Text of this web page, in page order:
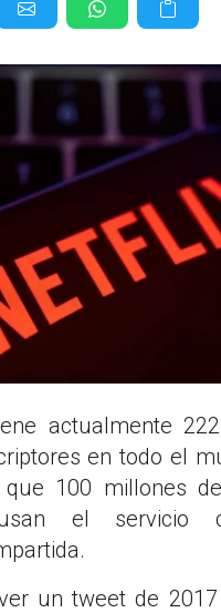
actualmente
en todo el
100 millones
el servicio
un tweet de